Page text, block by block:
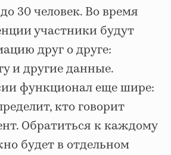
30 человек. Во время
участники будут
друг о друге:
и другие данные.
функционал еще шире:
кто говорит
Обратиться к каждому
будет в отдельном